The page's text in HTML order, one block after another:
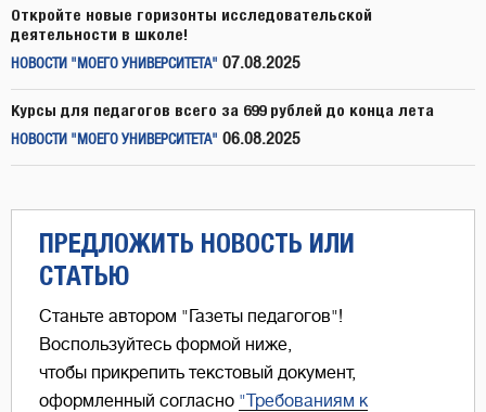
Откройте новые горизонты исследовательской
деятельности в школе!
НОВОСТИ "МОЕГО УНИВЕРСИТЕТА" 07.08.2025
Курсы для педагогов всего за 699 рублей до конца лета
НОВОСТИ "МОЕГО УНИВЕРСИТЕТА" 06.08.2025
ПРЕДЛОЖИТЬ НОВОСТЬ ИЛИ
СТАТЬЮ
Станьте автором "Газеты педагогов"!
Воспользуйтесь формой ниже,
чтобы прикрепить текстовый документ,
оформленный согласно "Требованиям к